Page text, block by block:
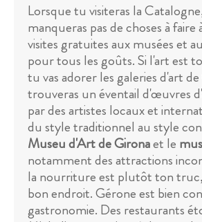
Lorsque tu visiteras la
manqueras pas de choses à
visites gratuites aux musées et
pour tous les goûts. Si l'art est
tu vas adorer les galeries d'art
trouveras un éventail d'œuvres
par des artistes locaux et
du style traditionnel au style
Museu d'Art de Gironaet le
notamment des attractions
la nourriture est plutôt ton
bon endroit. Gérone est bien
gastronomie. Des restaurants